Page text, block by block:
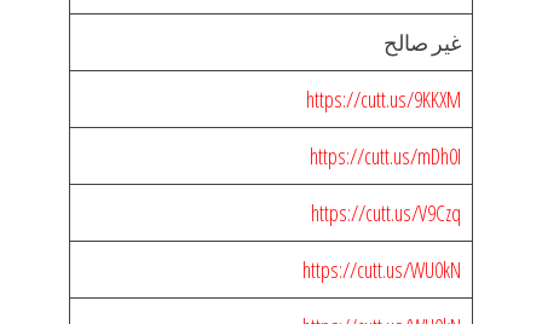
غير صالح
https://cutt.us/9KKXM
https://cutt.us/mDh0I
https://cutt.us/V9Czq
https://cutt.us/WU0kN